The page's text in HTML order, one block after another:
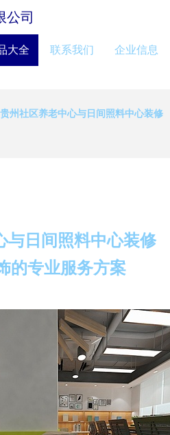
公司
大全 联系我们 企业信息
贵州社区养老中心与日间照料中心装修
与日间照料中心装修
的专业服务方案